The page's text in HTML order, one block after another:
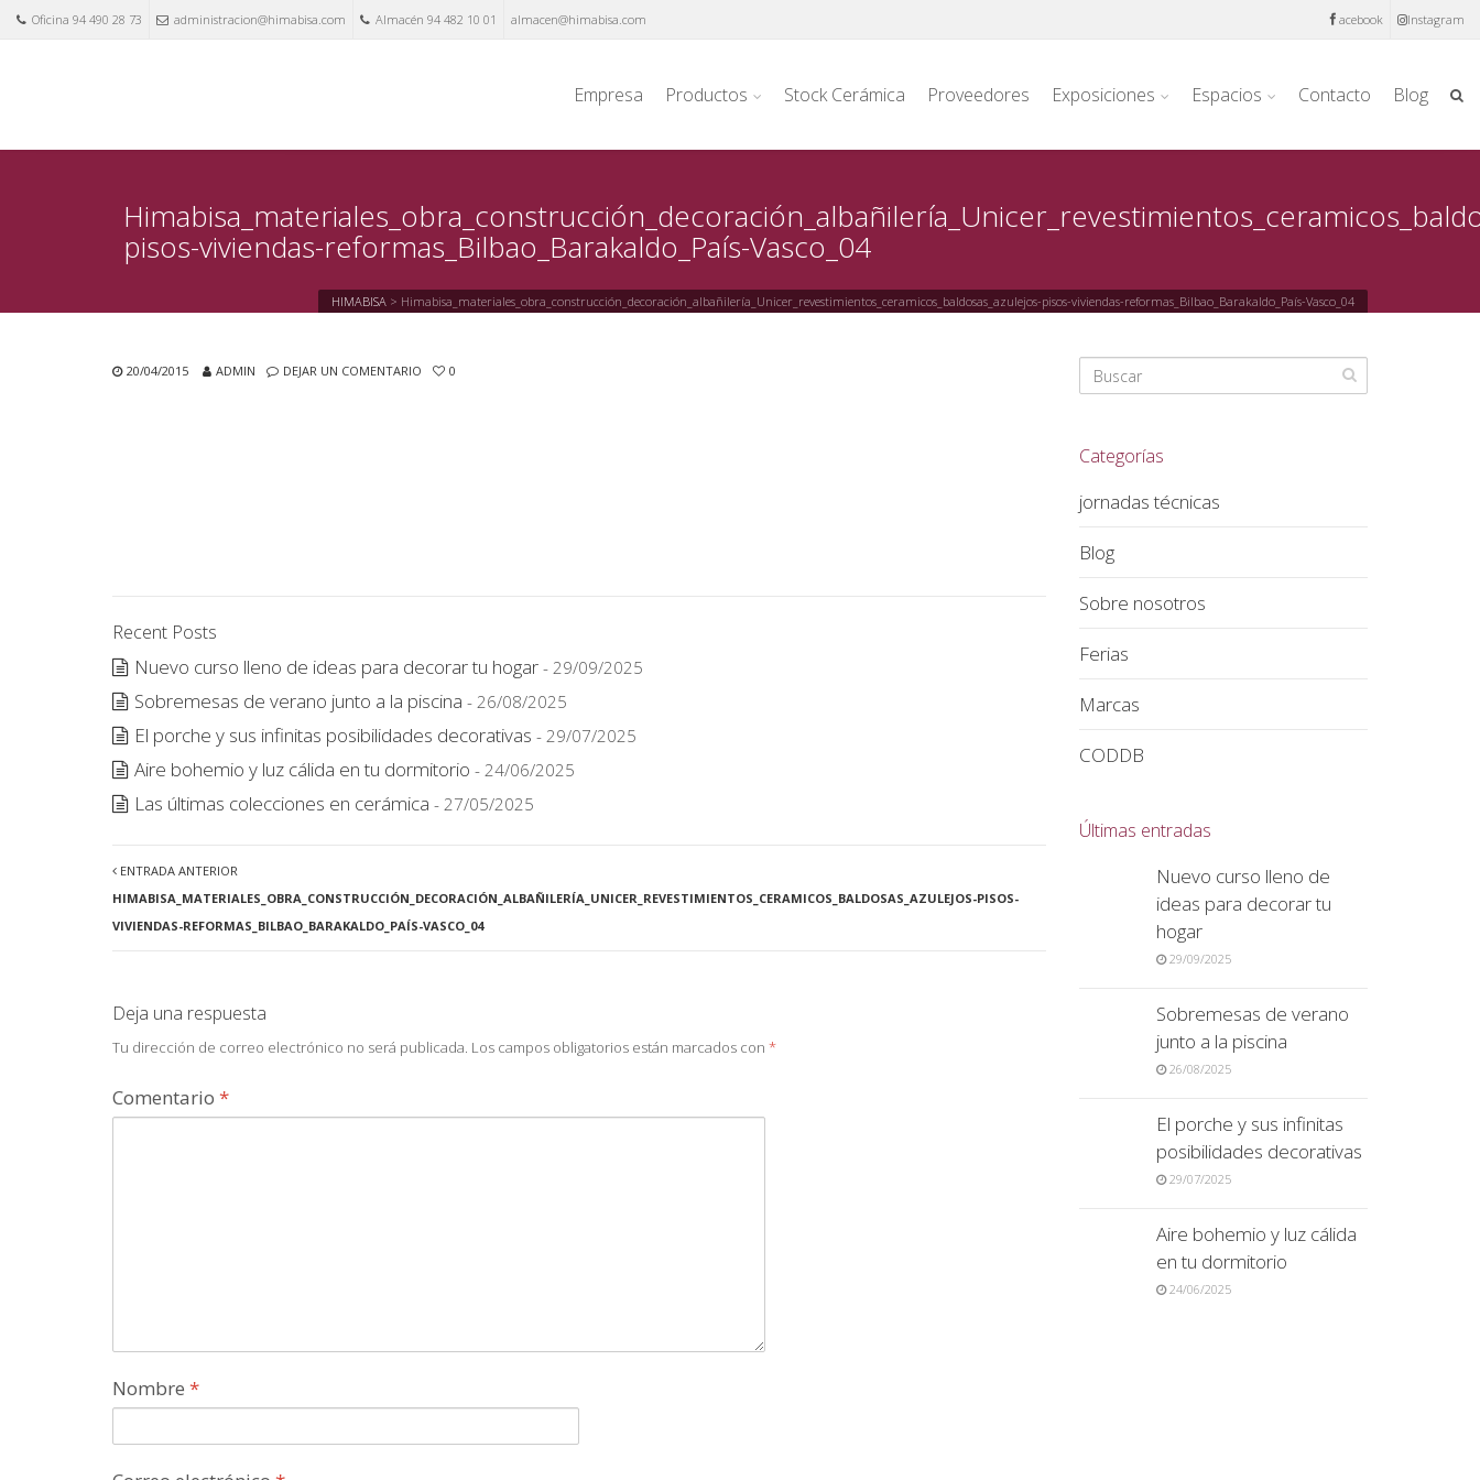
Oficina 94 490 28 73 administracion@himabisa.com Almacén 94 482 10 01 almacen@himabisa.com acebook Instagram
Empresa Productos Stock Cerámica Proveedores Exposiciones Espacios Contacto Blog
pisos-viviendas-reformas_Bilbao_Barakaldo_País-Vasco_04
HIMABISA > Himabisa_materiales_obra_construcción_decoración_albañilería_Unicer_revestimientos_ceramicos_baldosas_azulejos-pisos-viviendas-reformas_Bilbao_Barakaldo_País-Vasco_04
20/04/2015 ADMIN DEJAR UN COMENTARIO 0
Recent Posts
Nuevo curso lleno de ideas para decorar tu hogar - 29/09/2025
Sobremesas de verano junto a la piscina - 26/08/2025
El porche y sus infinitas posibilidades decorativas - 29/07/2025
Aire bohemio y luz cálida en tu dormitorio - 24/06/2025
Las últimas colecciones en cerámica - 27/05/2025
ENTRADA ANTERIOR
HIMABISA_MATERIALES_OBRA_CONSTRUCCIÓN_DECORACIÓN_ALBAÑILERÍA_UNICER_REVESTIMIENTOS_CERAMICOS_BALDOSAS_AZULEJOS-PISOS-
VIVIENDAS-REFORMAS_BILBAO_BARAKALDO_PAÍS-VASCO_04
Deja una respuesta
Tu dirección de correo electrónico no será publicada. Los campos obligatorios están marcados con *
Comentario *
Nombre *
Categorías
jornadas técnicas
Blog
Sobre nosotros
Ferias
Marcas
CODDB
Últimas entradas
Nuevo curso lleno de
ideas para decorar tu
hogar
29/09/2025
Sobremesas de verano
junto a la piscina
26/08/2025
El porche y sus infinitas
posibilidades decorativas
29/07/2025
Aire bohemio y luz cálida
en tu dormitorio
24/06/2025